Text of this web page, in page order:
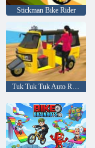
Stickman Bike Rider
Tuk Tuk Tuk Auto Rickshaw 2020